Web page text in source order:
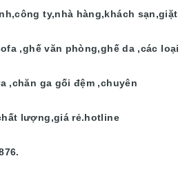
ty,nhà hàng,khách sạn,giặt
,ghế văn phòng,ghế da ,các loại
,chăn ga gối đệm ,chuyên
lượng,giá rẻ.hotline